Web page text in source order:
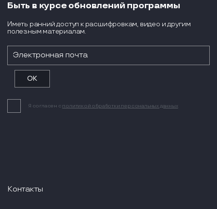
Быть в курсе обновлений программы
Иметь ранний доступ к расшифровкам, видео и другим
полезным материалам.
Я согласен с политикой обработки персональных данных
Контакты